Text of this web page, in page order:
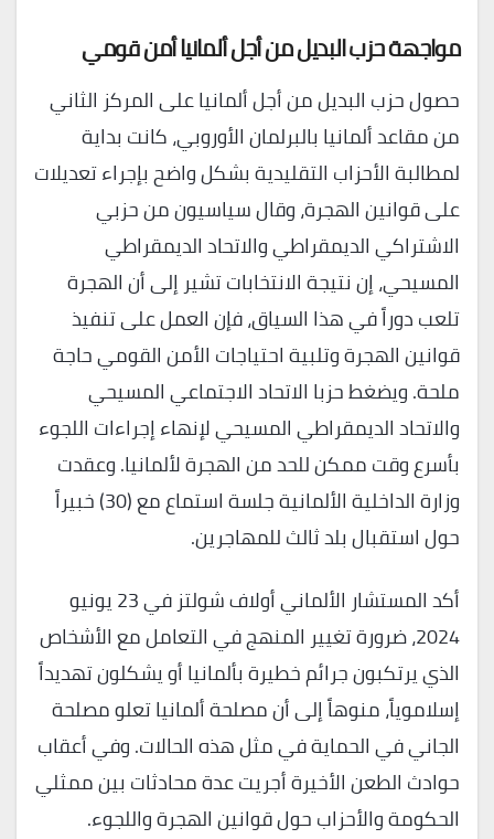
مواجهة حزب البديل من أجل ألمانيا أمن قومي
حصول حزب البديل من أجل ألمانيا على المركز الثاني
من مقاعد ألمانيا بالبرلمان الأوروبي، كانت بداية
لمطالبة الأحزاب التقليدية بشكل واضح بإجراء تعديلات
على قوانين الهجرة، وقال سياسيون من حزبي
الاشتراكي الديمقراطي والاتحاد الديمقراطي
المسيحي، إن نتيجة الانتخابات تشير إلى أن الهجرة
تلعب دوراً في هذا السياق، فإن العمل على تنفيذ
قوانين الهجرة وتلبية احتياجات الأمن القومي حاجة
ملحة. ويضغط حزبا الاتحاد الاجتماعي المسيحي
والاتحاد الديمقراطي المسيحي لإنهاء إجراءات اللجوء
بأسرع وقت ممكن للحد من الهجرة لألمانيا. وعقدت
وزارة الداخلية الألمانية جلسة استماع مع (30) خبيراً
حول استقبال بلد ثالث للمهاجرين.
أكد المستشار الألماني أولاف شولتز في 23 يونيو
2024، ضرورة تغيير المنهج في التعامل مع الأشخاص
الذي يرتكبون جرائم خطيرة بألمانيا أو يشكلون تهديداً
إسلاموياً، منوهاً إلى أن مصلحة ألمانيا تعلو مصلحة
الجاني في الحماية في مثل هذه الحالات. وفي أعقاب
حوادث الطعن الأخيرة أجريت عدة محادثات بين ممثلي
الحكومة والأحزاب حول قوانين الهجرة واللجوء.